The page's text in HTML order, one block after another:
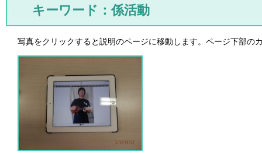
キーワード：係活動
写真をクリックすると説明のページに移動します。ページ下部